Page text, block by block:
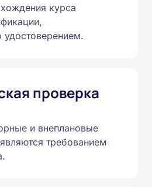
курса
удостоверением.
проверка
и внеплановые
требованием